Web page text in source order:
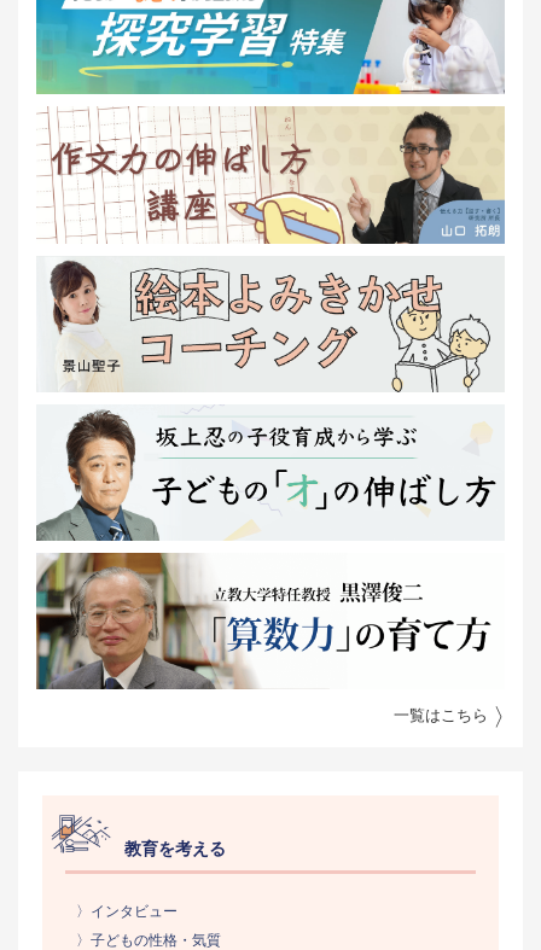
一覧はこちら
教育を考える
〉インタビュー
〉子どもの性格・気質